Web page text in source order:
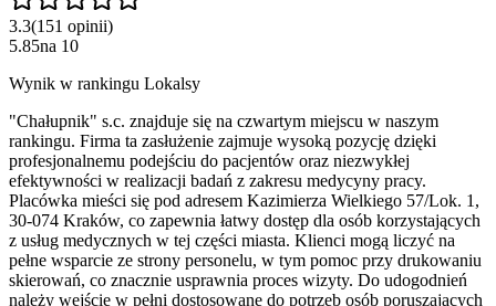
3.3(151 opinii)
5.85na 10
Wynik w rankingu Lokalsy
"Chałupnik" s.c. znajduje się na czwartym miejscu w naszym
rankingu. Firma ta zasłużenie zajmuje wysoką pozycję dzięki
profesjonalnemu podejściu do pacjentów oraz niezwykłej
efektywności w realizacji badań z zakresu medycyny pracy.
Placówka mieści się pod adresem Kazimierza Wielkiego 57/Lok. 1,
30-074 Kraków, co zapewnia łatwy dostęp dla osób korzystających
z usług medycznych w tej części miasta. Klienci mogą liczyć na
pełne wsparcie ze strony personelu, w tym pomoc przy drukowaniu
skierowań, co znacznie usprawnia proces wizyty. Do udogodnień
należy wejście w pełni dostosowane do potrzeb osób poruszających